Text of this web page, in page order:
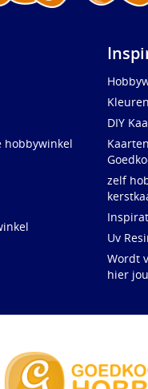
hobbywinkel
DIY
zelf
Uv
Wordt
hier